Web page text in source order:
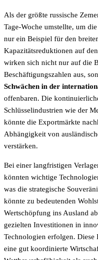
Als der größte russische
Tage-Woche umstellte, um
nur ein Beispiel für den
Kapazitätsreduktionen auf
wirken sich nicht nur auf die
Beschäftigungszahlen aus,
Schwächen in der
offenbaren. Die
Schlüsselindustrien wie der
könnte die Exportmärkte
Abhängigkeit von
verstärken.
Bei einer langfristigen
könnten wichtige
was die strategische
könnte zu bedeutenden
Wertschöpfung ins Ausland
gezielten Investitionen in
Technologien erfolgen.
eine gut koordinierte